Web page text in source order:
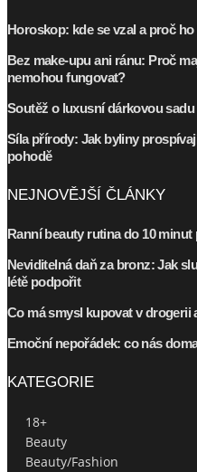
Horoskop: kde se vzal a proč
Bez make-upu ani ránu: Proč
nemohou fungovat?
Soutěž o luxusní dárkovou
Síla přírody: Jak byliny
pohodě
NEJNOVĚJŠÍ ČLÁNKY
Ranní beauty rutina do 10
Neviditelná daň za bronz: Jak
létě podpořit
Co má smysl kupovat v drogerii
Emoční nepořádek: co nás
KATEGORIE
18+
Beauty
Beauty/Fashion